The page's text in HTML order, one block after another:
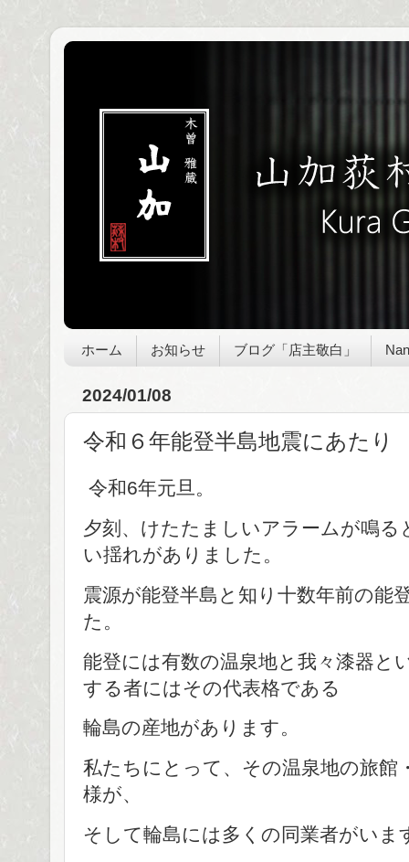
ホーム お知らせ ブログ「店主敬白」
2024/01/08
令和６年能登半島地震にあたり
令和6年元旦。
夕刻、けたたましいアラームが鳴
い揺れがありました。
震源が能登半島と知り十数年前の能
た。
能登には有数の温泉地と我々漆器と
する者にはその代表格である
輪島の産地があります。
私たちにとって、その温泉地の旅館
様が、
そして輪島には多くの同業者がいま